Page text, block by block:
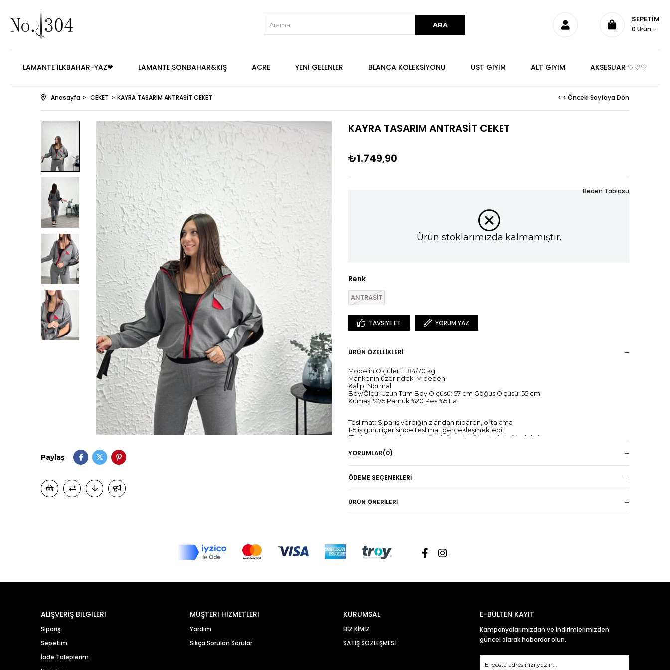
SEPETIM
0 Ürün
LAMANTE İLKBAHAR-YAZ❤ LAMANTE SONBAHAR&KIŞ ACRE YENİ GELENLER BLANCA KOLEKSİYONU ÜST GİYİM ALT GİYİM AKSESUAR ♡♡♡
Anasayfa CEKET KAYRA TASARIM ANTRASİT CEKET < < Önceki Sayfaya Dön
Paylaş
KAYRA TASARIM ANTRASİT CEKET
₺1.749,90
Ürün stoklarımızda kalmamıştır.
Renk
ANTRASİT
Beden Tablosu
TAVSIYE ET YORUM YAZ
ÜRÜN ÖZELLIKLERI
Modelin Ölçüleri: 1.84/70 kg.
Mankenin üzerindeki M beden.
Kalıp: Normal
Boy/Ölçü: Uzun Tüm Boy Ölçüsü: 57 cm Göğüs Ölçüsü: 55 cm
Kumaş: %75 Pamuk %20 Pes %5 Ea
Teslimat: Sipariş verdiğiniz andan itibaren, ortalama
1-5 iş günü içerisinde teslimat gerçekleşmektedir.
(Teslimat süresi, kargo yoğunluğuna bağlı olarak değişebilir.)
İade: Giyilebilir özelliğini kaybetmemiş ürünlerin iade süresi
sipariş verilen günden itibaren 14 gündür.
*Kredi kartına yapılan iadelerin kredi kartı hesaplarına yansıma süresi,
ilgili bankanın tasarrufundadır.
YORUMLAR(0)
ÖDEME SEÇENEKLERI
ÜRÜN ÖNERILERI
ALIŞVERİŞ BİLGİLERİ
Sipariş
Sepetim
İade Taleplerim
MÜŞTERİ HİZMETLERİ
Yardım
Sıkça Sorulan Sorular
KURUMSAL
BİZ KİMİZ
SATIŞ SÖZLEŞMESİ
E-BÜLTEN KAYIT
Kampanyalarımızdan ve indirimlerimizden
güncel olarak haberdar olun.